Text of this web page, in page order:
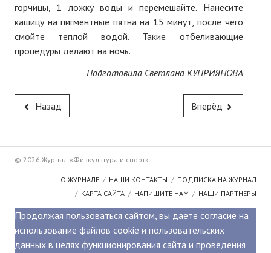
горчицы, 1 ложку воды и перемешайте. Нанесите
кашицу на пигментные пятна на 15 минут, после чего
смойте теплой водой. Такие отбеливающие
процедуры делают на ночь.
Подготовила Светлана КУПРИЯНОВА
Назад Вперёд
© 2026 Журнал «Физкультура и спорт».
О ЖУРНАЛЕ НАШИ КОНТАКТЫ
ПОДПИСКА НА ЖУРНАЛ
КАРТА САЙТА
НАПИШИТЕ НАМ НАШИ ПАРТНЕРЫ
Продолжая пользоваться сайтом, вы даете согласие на
использование файлов cookie и пользовательских
данных в целях функционирования сайта и проведения